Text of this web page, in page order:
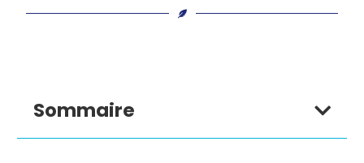
Sommaire